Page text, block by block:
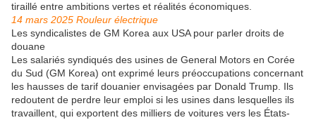
tiraillé entre ambitions vertes et réalités économiques.
14 mars 2025 Rouleur électrique
Les syndicalistes de GM Korea aux USA pour parler droits de
douane
Les salariés syndiqués des usines de General Motors en Corée
du Sud (GM Korea) ont exprimé leurs préoccupations concernant
les hausses de tarif douanier envisagées par Donald Trump. Ils
redoutent de perdre leur emploi si les usines dans lesquelles ils
travaillent, qui exportent des milliers de voitures vers les États-